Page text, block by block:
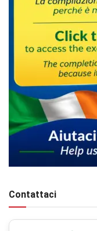
Contattaci